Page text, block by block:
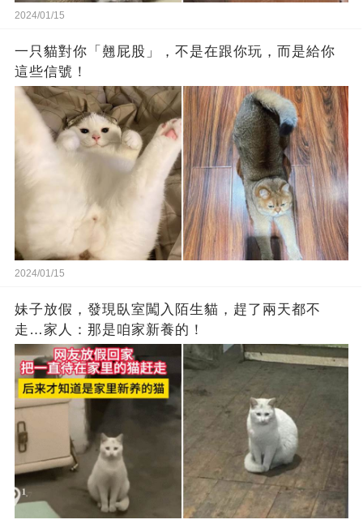
2024/01/15
一只貓對你「翹屁股」，不是在跟你玩，而是給你
這些信號！
2024/01/15
妹子放假，發現臥室闖入陌生貓，趕了兩天都不
走…家人：那是咱家新養的！